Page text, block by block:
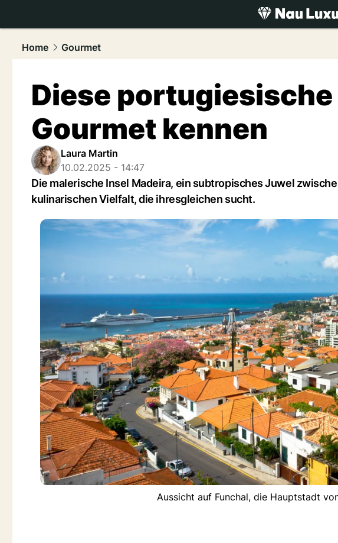
luxury.NAU.ch
Home
Gourmet
Diese
Gourmet kennen
Laura Martin
10.02.2025 - 14:47
Die malerische Insel Madeira, ein subtropisches Juwel
kulinarischen Vielfalt, die ihresgleichen sucht.
Aussicht auf Funchal, die Hauptstadt